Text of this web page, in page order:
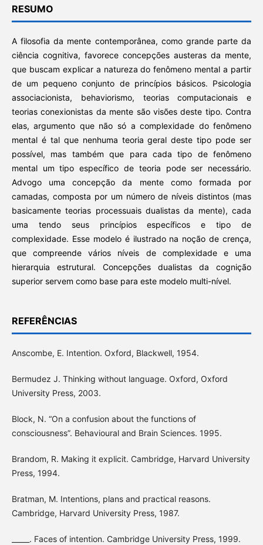
RESUMO
A filosofia da mente contemporânea, como grande parte da
ciência cognitiva, favorece concepções austeras da mente,
que buscam explicar a natureza do fenômeno mental a partir
de um pequeno conjunto de princípios básicos. Psicologia
associacionista, behaviorismo, teorias computacionais e
teorias conexionistas da mente são visões deste tipo. Contra
elas, argumento que não só a complexidade do fenômeno
mental é tal que nenhuma teoria geral deste tipo pode ser
possível, mas também que para cada tipo de fenômeno
mental um tipo específico de teoria pode ser necessário.
Advogo uma concepção da mente como formada por
camadas, composta por um número de níveis distintos (mas
basicamente teorias processuais dualistas da mente), cada
uma tendo seus princípios específicos e tipo de
complexidade. Esse modelo é ilustrado na noção de crença,
que compreende vários níveis de complexidade e uma
hierarquia estrutural. Concepções dualistas da cognição
superior servem como base para este modelo multi-nível.
REFERÊNCIAS
Anscombe, E. Intention. Oxford, Blackwell, 1954.
Bermudez J. Thinking without language. Oxford, Oxford
University Press, 2003.
Block, N. “On a confusion about the functions of
consciousness”. Behavioural and Brain Sciences. 1995.
Brandom, R. Making it explicit. Cambridge, Harvard University
Press, 1994.
Bratman, M. Intentions, plans and practical reasons.
Cambridge, Harvard University Press, 1987.
_____. Faces of intention. Cambridge University Press, 1999.